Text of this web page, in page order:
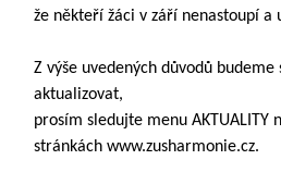
že někteří žáci v září nenastoupí a
Z výše uvedených důvodů budeme
aktualizovat,
prosím sledujte menu AKTUALITY
stránkách www.zusharmonie.cz.